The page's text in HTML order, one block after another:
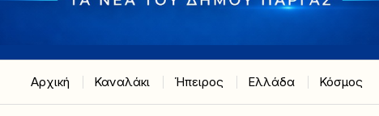
Αρχική Καναλάκι Ήπειρος Ελλάδα Κόσμος